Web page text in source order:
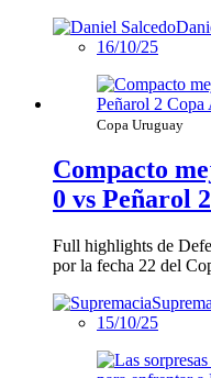
16/10/25
Copa Uruguay
Compacto
0 vs Peñarol
Full highlights de
por la fecha 22 del
15/10/25